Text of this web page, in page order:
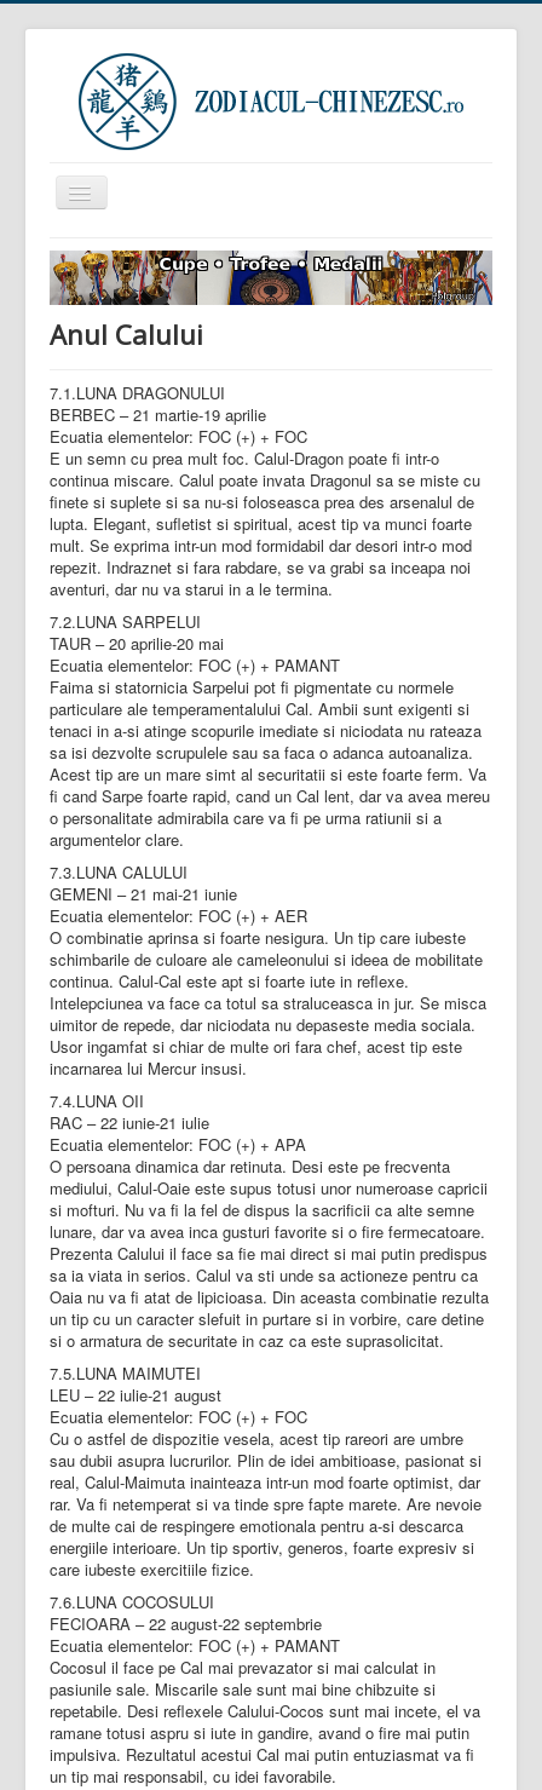
Comută
navigarea
Prima pagină
Zodiacul Chinezesc
Zodiacul European
Zodiacul Arboricol
Semnificația viselor
Sunteți aici: Acasă
Zodiacul Chinezesc
Calendarul Chinezesc
Anul Calului
Anul Calului
7.1.LUNA DRAGONULUI
BERBEC – 21 martie-19 aprilie
Ecuatia elementelor: FOC (+) + FOC
E un semn cu prea mult foc. Calul-Dragon poate fi intr-o
continua miscare. Calul poate invata Dragonul sa se miste cu
finete si suplete si sa nu-si foloseasca prea des arsenalul de
lupta. Elegant, sufletist si spiritual, acest tip va munci foarte
mult. Se exprima intr-un mod formidabil dar desori intr-o mod
repezit. Indraznet si fara rabdare, se va grabi sa inceapa noi
aventuri, dar nu va starui in a le termina.
7.2.LUNA SARPELUI
TAUR – 20 aprilie-20 mai
Ecuatia elementelor: FOC (+) + PAMANT
Faima si statornicia Sarpelui pot fi pigmentate cu normele
particulare ale temperamentalului Cal. Ambii sunt exigenti si
tenaci in a-si atinge scopurile imediate si niciodata nu rateaza
sa isi dezvolte scrupulele sau sa faca o adanca autoanaliza.
Acest tip are un mare simt al securitatii si este foarte ferm. Va
fi cand Sarpe foarte rapid, cand un Cal lent, dar va avea mereu
o personalitate admirabila care va fi pe urma ratiunii si a
argumentelor clare.
7.3.LUNA CALULUI
GEMENI – 21 mai-21 iunie
Ecuatia elementelor: FOC (+) + AER
O combinatie aprinsa si foarte nesigura. Un tip care iubeste
schimbarile de culoare ale cameleonului si ideea de mobilitate
continua. Calul-Cal este apt si foarte iute in reflexe.
Intelepciunea va face ca totul sa straluceasca in jur. Se misca
uimitor de repede, dar niciodata nu depaseste media sociala.
Usor ingamfat si chiar de multe ori fara chef, acest tip este
incarnarea lui Mercur insusi.
7.4.LUNA OII
RAC – 22 iunie-21 iulie
Ecuatia elementelor: FOC (+) + APA
O persoana dinamica dar retinuta. Desi este pe frecventa
mediului, Calul-Oaie este supus totusi unor numeroase capricii
si mofturi. Nu va fi la fel de dispus la sacrificii ca alte semne
lunare, dar va avea inca gusturi favorite si o fire fermecatoare.
Prezenta Calului il face sa fie mai direct si mai putin predispus
sa ia viata in serios. Calul va sti unde sa actioneze pentru ca
Oaia nu va fi atat de lipicioasa. Din aceasta combinatie rezulta
un tip cu un caracter slefuit in purtare si in vorbire, care detine
si o armatura de securitate in caz ca este suprasolicitat.
7.5.LUNA MAIMUTEI
LEU – 22 iulie-21 august
Ecuatia elementelor: FOC (+) + FOC
Cu o astfel de dispozitie vesela, acest tip rareori are umbre
sau dubii asupra lucrurilor. Plin de idei ambitioase, pasionat si
real, Calul-Maimuta inainteaza intr-un mod foarte optimist, dar
rar. Va fi netemperat si va tinde spre fapte marete. Are nevoie
de multe cai de respingere emotionala pentru a-si descarca
energiile interioare. Un tip sportiv, generos, foarte expresiv si
care iubeste exercitiile fizice.
7.6.LUNA COCOSULUI
FECIOARA – 22 august-22 septembrie
Ecuatia elementelor: FOC (+) + PAMANT
Cocosul il face pe Cal mai prevazator si mai calculat in
pasiunile sale. Miscarile sale sunt mai bine chibzuite si
repetabile. Desi reflexele Calului-Cocos sunt mai incete, el va
ramane totusi aspru si iute in gandire, avand o fire mai putin
impulsiva. Rezultatul acestui Cal mai putin entuziasmat va fi
un tip mai responsabil, cu idei favorabile.